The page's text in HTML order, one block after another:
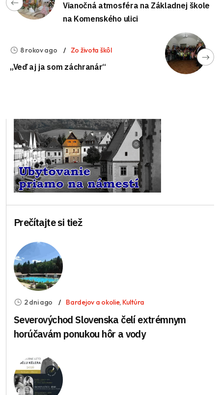
Vianočná atmosféra na Základnej škole
na Komenského ulici
8 rokov ago Zo života škôl
„Veď aj ja som záchranár“
Prečítajte si tiež
2 dni ago Bardejov a okolie, Kultúra
Severovýchod Slovenska čelí extrémnym
horúčavám ponukou hôr a vody